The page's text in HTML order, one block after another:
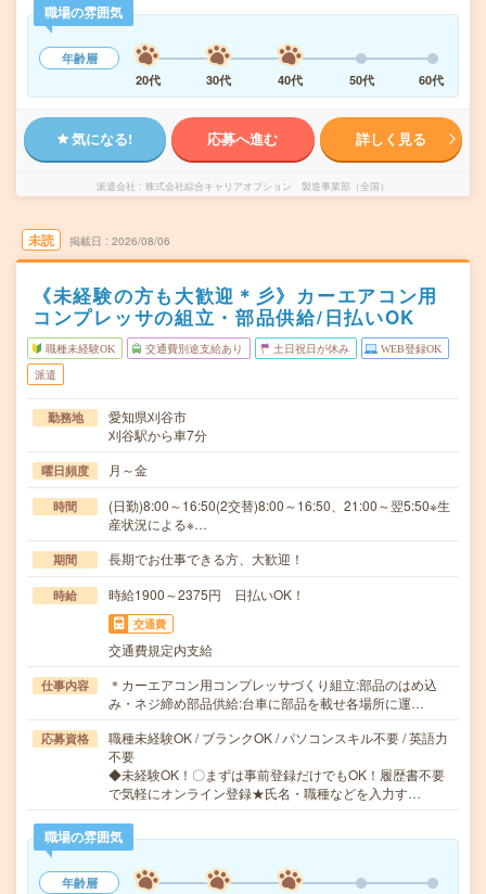
職場の雰囲気
年齢層
20代
30代 40代 50代 60代
気になる! 応募へ進む 詳しく見る
派遣会社 株式会社綜合キャリアオプション 製造事業部（全国）
未読 掲載日 2026/08/06
《未経験の方も大歓迎＊彡》カーエアコン用
コンプレッサの組立・部品供給/日払いOK
職種未経験OK 交通費別途支給あり 土日祝日が休み WEB登録OK
派遣
勤務地
愛知県刈谷市
刈谷駅から車7分
曜日頻度 月～金
時間
(日勤)8:00～16:50(2交替)8:00～16:50、21:00～翌5:50※生
産状況による※…
期間 長期でお仕事できる方、大歓迎！
時給 時給1900～2375円 日払いOK！
交通費
交通費規定内支給
仕事内容
＊カーエアコン用コンプレッサづくり組立:部品のはめ込
み・ネジ締め部品供給:台車に部品を載せ各場所に運…
応募資格
職種未経験OK / ブランクOK / パソコンスキル不要 / 英語力
不要
◆未経験OK！〇まずは事前登録だけでもOK！履歴書不要
で気軽にオンライン登録★氏名・職種などを入力す…
職場の雰囲気
年齢層